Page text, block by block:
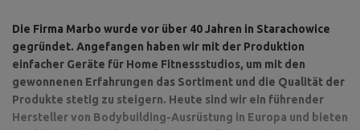
Die Firma Marbo wurde vor über 40 Jahren in Starachowice
gegründet. Angefangen haben wir mit der Produktion
einfacher Geräte für Home Fitnessstudios, um mit den
gewonnenen Erfahrungen das Sortiment und die Qualität der
Produkte stetig zu steigern. Heute sind wir ein führender
Hersteller von Bodybuilding-Ausrüstung in Europa und bieten